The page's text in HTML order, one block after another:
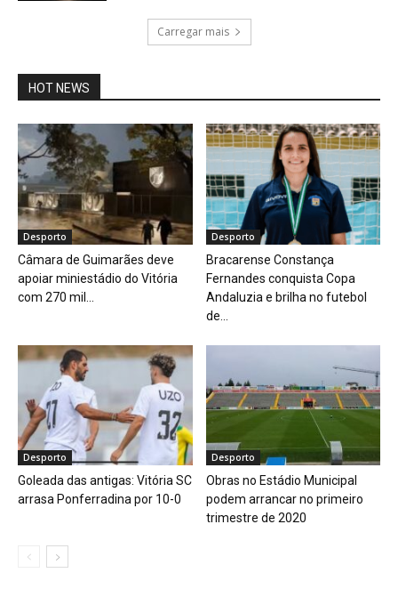
Carregar mais
HOT NEWS
Desporto
Câmara de Guimarães deve
apoiar miniestádio do Vitória
com 270 mil...
Desporto
Bracarense Constança
Fernandes conquista Copa
Andaluzia e brilha no futebol
de...
Desporto
Goleada das antigas: Vitória SC
arrasa Ponferradina por 10-0
Desporto
Obras no Estádio Municipal
podem arrancar no primeiro
trimestre de 2020